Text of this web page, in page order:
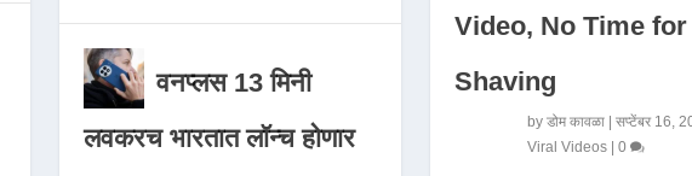
वनप्लस 13 मिनी
लवकरच भारतात लॉन्च होणार
Video, No Time for
Shaving
by डोम कावळा| सप्टेंबर 16,
Viral Videos| 0